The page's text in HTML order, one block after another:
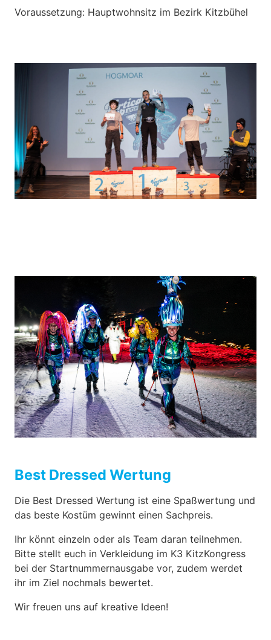
Voraussetzung: Hauptwohnsitz im Bezirk Kitzbühel
Best Dressed Wertung
Die Best Dressed Wertung ist eine Spaßwertung und
das beste Kostüm gewinnt einen Sachpreis.
Ihr könnt einzeln oder als Team daran teilnehmen.
Bitte stellt euch in Verkleidung im K3 KitzKongress
bei der Startnummernausgabe vor, zudem werdet
ihr im Ziel nochmals bewertet.
Wir freuen uns auf kreative Ideen!